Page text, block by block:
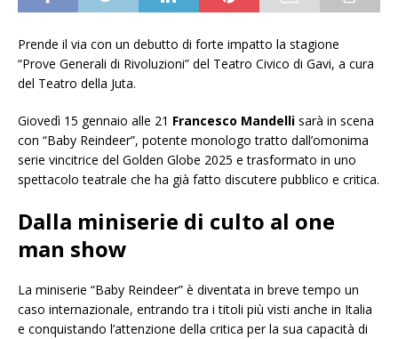
Prende il via con un debutto di forte impatto la stagione
“Prove Generali di Rivoluzioni” del Teatro Civico di Gavi, a cura
del Teatro della Juta.
Giovedì 15 gennaio alle 21 Francesco Mandelli sarà in scena
con “Baby Reindeer”, potente monologo tratto dall’omonima
serie vincitrice del Golden Globe 2025 e trasformato in uno
spettacolo teatrale che ha già fatto discutere pubblico e critica.
Dalla miniserie di culto al one
man show
La miniserie “Baby Reindeer” è diventata in breve tempo un
caso internazionale, entrando tra i titoli più visti anche in Italia
e conquistando l’attenzione della critica per la sua capacità di